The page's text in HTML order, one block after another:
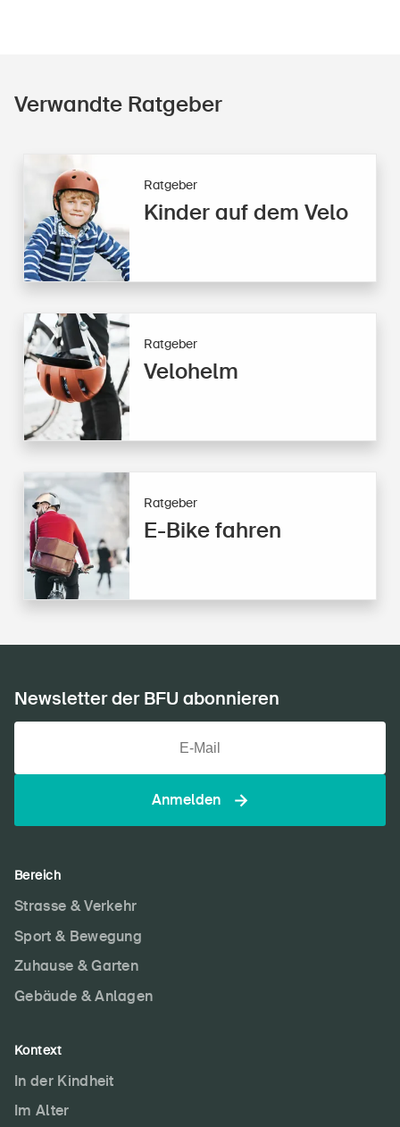
Verwandte Ratgeber
Ratgeber
Kinder auf dem Velo
Ratgeber
Velohelm
Ratgeber
E-Bike fahren
Newsletter der BFU abonnieren
Anmelden
Bereich
Strasse & Verkehr
Sport & Bewegung
Zuhause & Garten
Gebäude & Anlagen
Kontext
In der Kindheit
Im Alter